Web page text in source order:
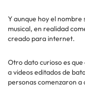
Y aunque hoy el
musical, en realidad
creado para internet.
Otro dato curioso es
a videos editados de
personas comenzaron a